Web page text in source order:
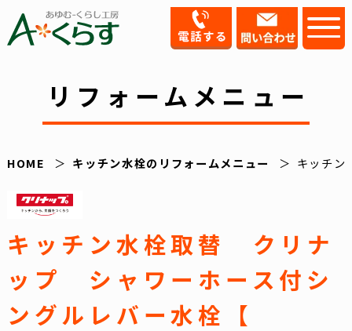
リフォームメニュー
HOME キッチン水栓のリフォームメニュー キッチ
キッチン水栓取替 クリナ
ップ シャワーホース付シ
ングルレバー水栓【